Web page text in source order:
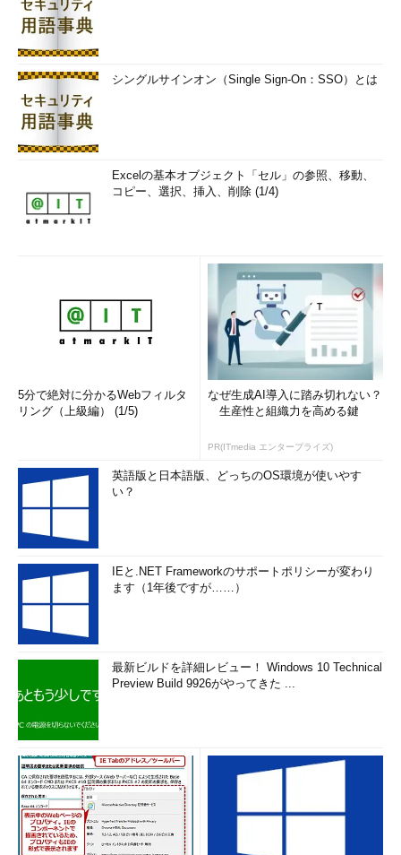
シングルサインオン（Single Sign-On：SSO）とは
Excelの基本オブジェクト「セル」の参照、移動、
コピー、選択、挿入、削除 (1/4)
5分で絶対に分かるWebフィルタ
リング（上級編） (1/5)
なぜ生成AI導入に踏み切れない？
生産性と組織力を高める鍵
PR(ITmedia エンタープライズ)
英語版と日本語版、どっちのOS環境が使いやす
い？
IEと.NET Frameworkのサポートポリシーが変わり
ます（1年後ですが……）
最新ビルドを詳細レビュー！ Windows 10 Technical
Preview Build 9926がやってきた ...